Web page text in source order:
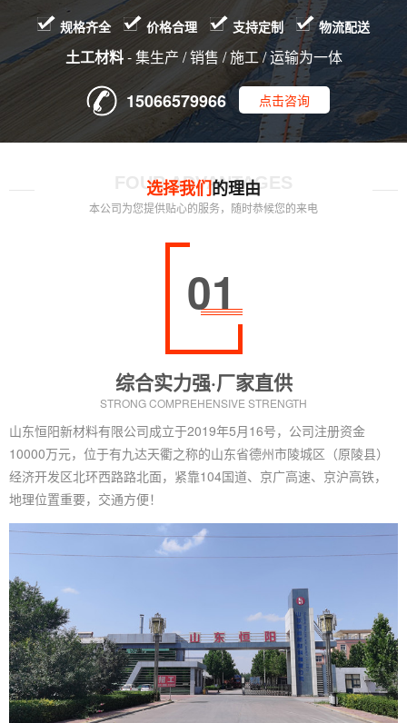
规格齐全 价格合理 支持定制 物流配送
土工材料- 集生产 / 销售 / 施工 / 运输为一体
15066579966 点击咨询
FOUR ADVANTAGES
选择我们的理由
本公司为您提供贴心的服务，随时恭候您的来电
01
综合实力强·厂家直供
STRONG COMPREHENSIVE STRENGTH
山东恒阳新材料有限公司成立于2019年5月16号，公司注册资金
10000万元，位于有九达天衢之称的山东省德州市陵城区（原陵县）
经济开发区北环西路路北面，紧靠104国道、京广高速、京沪高铁，
地理位置重要，交通方便！